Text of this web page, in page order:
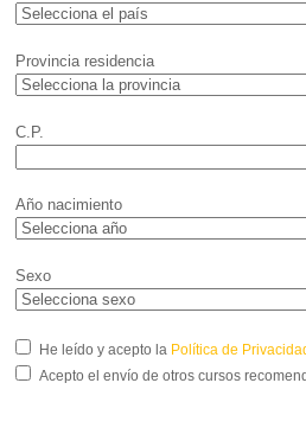
Provincia residencia
C.P.
Año nacimiento
Sexo
He leído y acepto la Política de
Acepto el envío de otros cursos